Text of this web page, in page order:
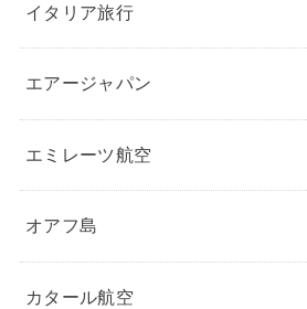
イタリア旅行
エアージャパン
エミレーツ航空
オアフ島
カタール航空